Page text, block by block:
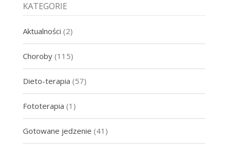
KATEGORIE
Aktualności (2)
Choroby(115)
Dieto-terapia (57)
Fototerapia (1)
Gotowane jedzenie (41)